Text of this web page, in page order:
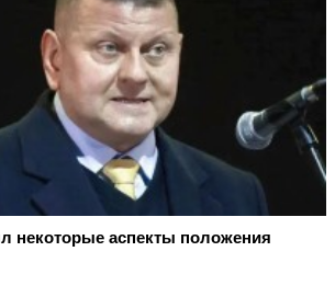
некоторые аспекты положения